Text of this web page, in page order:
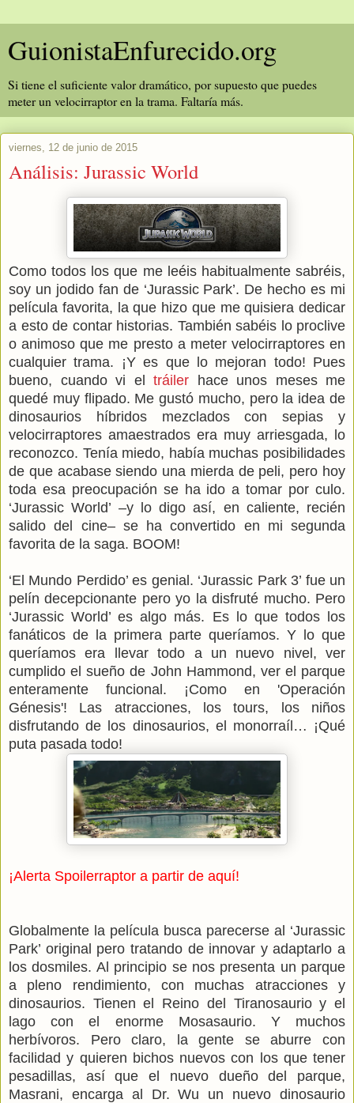
GuionistaEnfurecido.org
Si tiene el suficiente valor dramático, por supuesto que puedes
meter un velocirraptor en la trama. Faltaría más.
viernes, 12 de junio de 2015
Análisis: Jurassic World
Como todos los que me leéis habitualmente sabréis,
soy un jodido fan de ‘Jurassic Park’. De hecho es mi
película favorita, la que hizo que me quisiera dedicar
a esto de contar historias. También sabéis lo proclive
o animoso que me presto a meter velocirraptores en
cualquier trama. ¡Y es que lo mejoran todo! Pues
bueno, cuando vi el tráiler hace unos meses me
quedé muy flipado. Me gustó mucho, pero la idea de
dinosaurios híbridos mezclados con sepias y
velocirraptores amaestrados era muy arriesgada, lo
reconozco. Tenía miedo, había muchas posibilidades
de que acabase siendo una mierda de peli, pero hoy
toda esa preocupación se ha ido a tomar por culo.
‘Jurassic World’ –y lo digo así, en caliente, recién
salido del cine– se ha convertido en mi segunda
favorita de la saga. BOOM!
‘El Mundo Perdido’ es genial. ‘Jurassic Park 3’ fue un
pelín decepcionante pero yo la disfruté mucho. Pero
‘Jurassic World’ es algo más. Es lo que todos los
fanáticos de la primera parte queríamos. Y lo que
queríamos era llevar todo a un nuevo nivel, ver
cumplido el sueño de John Hammond, ver el parque
enteramente funcional. ¡Como en 'Operación
Génesis'! Las atracciones, los tours, los niños
disfrutando de los dinosaurios, el monorraíl… ¡Qué
puta pasada todo!
¡Alerta Spoilerraptor a partir de aquí!
Globalmente la película busca parecerse al ‘Jurassic
Park’ original pero tratando de innovar y adaptarlo a
los dosmiles. Al principio se nos presenta un parque
a pleno rendimiento, con muchas atracciones y
dinosaurios. Tienen el Reino del Tiranosaurio y el
lago con el enorme Mosasaurio. Y muchos
herbívoros. Pero claro, la gente se aburre con
facilidad y quieren bichos nuevos con los que tener
pesadillas, así que el nuevo dueño del parque,
Masrani, encarga al Dr. Wu un nuevo dinosaurio